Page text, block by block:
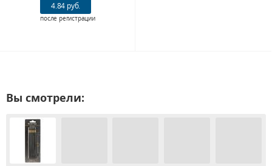
4.84 руб.
после регистрации
Вы смотрели: